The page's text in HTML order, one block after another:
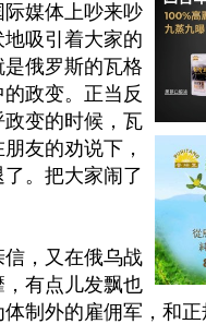
媒体上吵来吵
吸引着大家的
俄罗斯的瓦格
政变。正当反
变的时候，瓦
友的劝说下，
。把大家闹了
，又在俄乌战
有点儿发飘也
制外的雇佣军，和